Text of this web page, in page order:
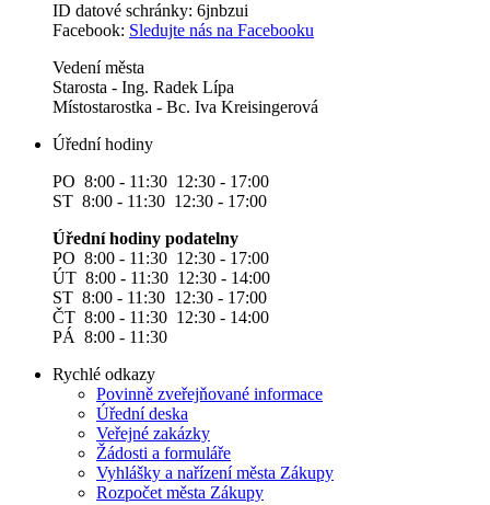
ID datové schránky: 6jnbzui
Facebook: Sledujte nás na Facebooku
Vedení města
Starosta - Ing. Radek Lípa
Místostarostka - Bc. Iva Kreisingerová
Úřední hodiny
PO 8:00 - 11:30 12:30 - 17:00
ST 8:00 - 11:30 12:30 - 17:00
Úřední hodiny podatelny
PO 8:00 - 11:30 12:30 - 17:00
ÚT 8:00 - 11:30 12:30 - 14:00
ST 8:00 - 11:30 12:30 - 17:00
ČT 8:00 - 11:30 12:30 - 14:00
PÁ 8:00 - 11:30
Rychlé odkazy
Povinně zveřejňované informace
Úřední deska
Veřejné zakázky
Žádosti a formuláře
Vyhlášky a nařízení města Zákupy
Rozpočet města Zákupy